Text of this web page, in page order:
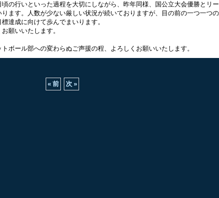
の行いといった過程を大切にしながら、昨年同様、国公立大会優勝とリ
ます。人数が少ない厳しい状況が続いておりますが、目の前の一つ一つ
達成に向けて歩んでまいります。
願いいたします。
ボール部への変わらぬご声援の程、よろしくお願いいたします。
« 前 次 »